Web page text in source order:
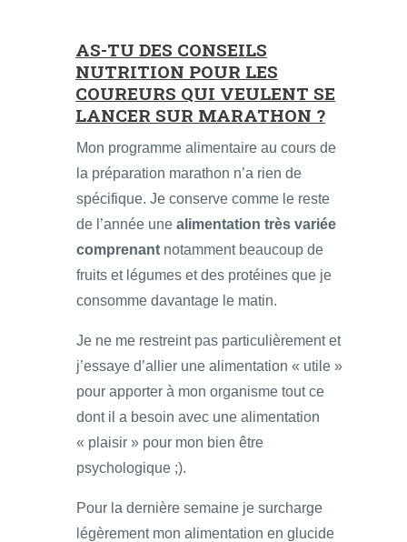
AS-TU DES CONSEILS
NUTRITION POUR LES
COUREURS QUI VEULENT SE
LANCER SUR MARATHON ?
Mon programme alimentaire au cours de
la préparation marathon n’a rien de
spécifique. Je conserve comme le reste
de l’année une alimentation très variée
comprenant notamment beaucoup de
fruits et légumes et des protéines que je
consomme davantage le matin.
Je ne me restreint pas particulièrement et
j’essaye d’allier une alimentation « utile »
pour apporter à mon organisme tout ce
dont il a besoin avec une alimentation
« plaisir » pour mon bien être
psychologique ;).
Pour la dernière semaine je surcharge
légèrement mon alimentation en glucide